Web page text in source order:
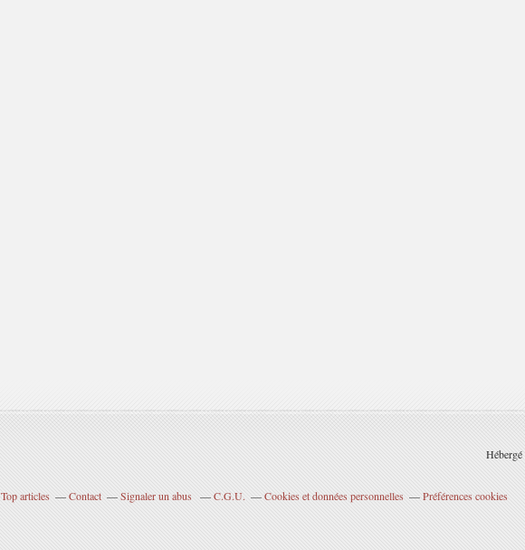
Hébergé
Top articles Contact Signaler un abus C.G.U. Cookies et données personnelles Préférences cookies